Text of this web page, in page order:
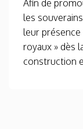
Afin de
les
leur
royaux » dès
construction